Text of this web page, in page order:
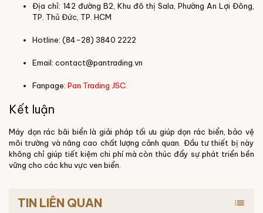
Địa chỉ: 142 đường B2, Khu đô thị Sala, Phường An Lợi Đông,
TP. Thủ Đức, TP. HCM
Hotline: (84-28) 3840 2222
Email: contact@pantrading.vn
Fanpage: Pan Trading JSC.
Kết luận
Máy dọn rác bãi biển là giải pháp tối ưu giúp dọn rác biển, bảo vệ
môi trường và nâng cao chất lượng cảnh quan. Đầu tư thiết bị này
không chỉ giúp tiết kiệm chi phí mà còn thúc đẩy sự phát triển bền
vững cho các khu vực ven biển.
TIN LIÊN QUAN list